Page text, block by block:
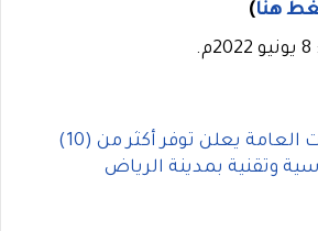
هنا)
صندوق الإستثمارات العامة يعلن توفر أكثر من (10)
وتقنية بمدينة الرياض